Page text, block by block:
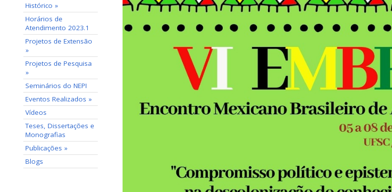
Histórico »
Horários de
Atendimento 2023.1
Projetos de Extensão
»
Projetos de Pesquisa
»
Seminários do NEPI
Eventos Realizados »
Vídeos
Teses, Dissertações e
Monografias
Publicações »
Blogs